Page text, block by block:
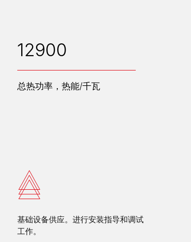
12900
总热功率，热能/千瓦
基础设备供应。进行安装指导和调试
工作。